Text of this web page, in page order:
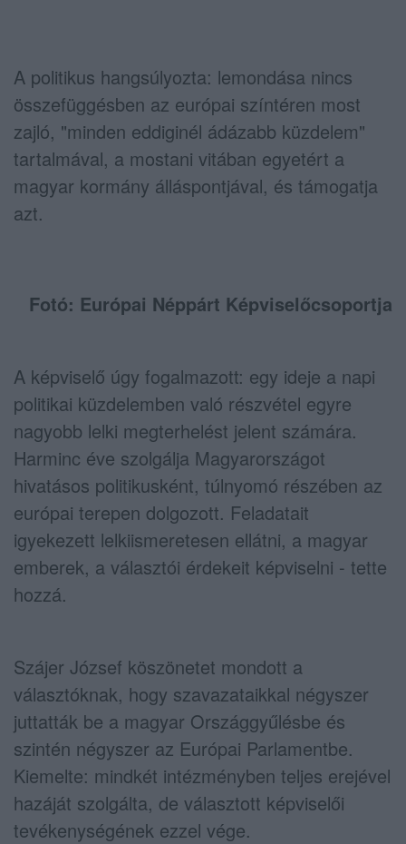
A politikus hangsúlyozta: lemondása nincs
összefüggésben az európai színtéren most
zajló, "minden eddiginél ádázabb küzdelem"
tartalmával, a mostani vitában egyetért a
magyar kormány álláspontjával, és támogatja
azt.
Fotó: Európai Néppárt Képviselőcsoportja
A képviselő úgy fogalmazott: egy ideje a napi
politikai küzdelemben való részvétel egyre
nagyobb lelki megterhelést jelent számára.
Harminc éve szolgálja Magyarországot
hivatásos politikusként, túlnyomó részében az
európai terepen dolgozott. Feladatait
igyekezett lelkiismeretesen ellátni, a magyar
emberek, a választói érdekeit képviselni - tette
hozzá.
Szájer József köszönetet mondott a
választóknak, hogy szavazataikkal négyszer
juttatták be a magyar Országgyűlésbe és
szintén négyszer az Európai Parlamentbe.
Kiemelte: mindkét intézményben teljes erejével
hazáját szolgálta, de választott képviselői
tevékenységének ezzel vége.